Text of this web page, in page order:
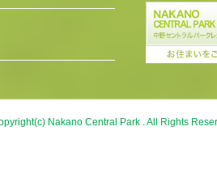
Nakano Central Park . All Rights